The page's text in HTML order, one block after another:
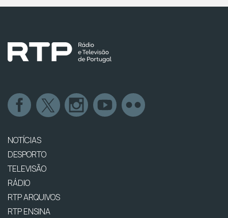
NOTÍCIAS
DESPORTO
TELEVISÃO
RÁDIO
RTP ARQUIVOS
RTP ENSINA